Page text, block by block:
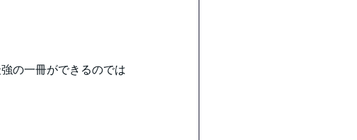
の一冊ができるのでは